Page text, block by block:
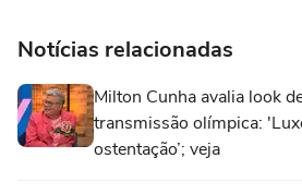
Notícias relacionadas
Milton Cunha avalia look
transmissão olímpica:
ostentação’; veja